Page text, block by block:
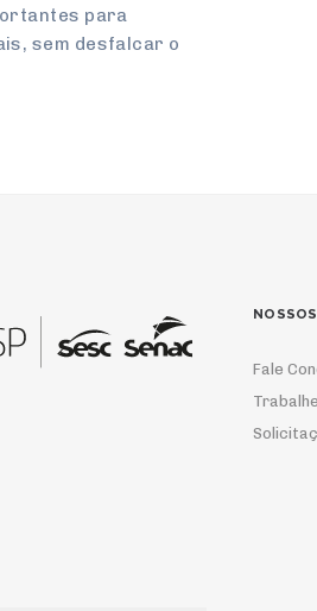
para
sem desfalcar o
Fale